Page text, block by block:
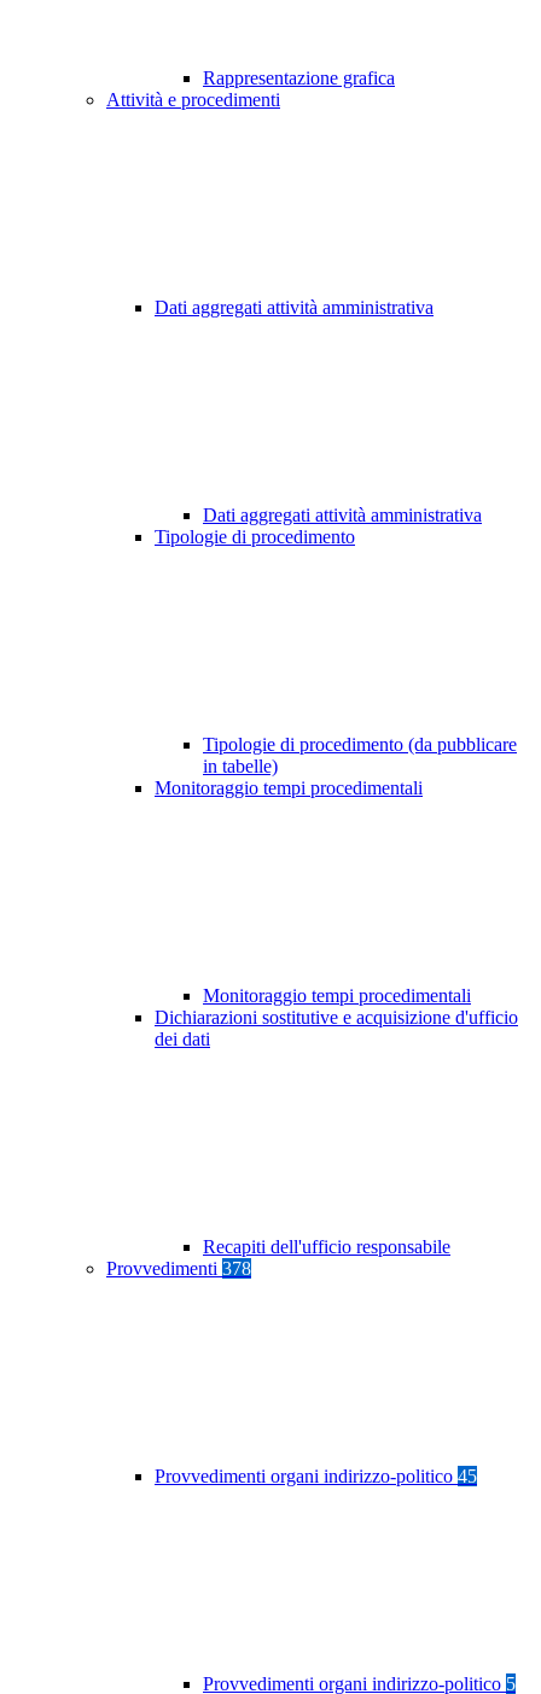
Rappresentazione grafica
Attività e procedimenti
Dati aggregati attività amministrativa
Dati aggregati attività amministrativa
Tipologie di procedimento
Tipologie di procedimento (da pubblicare
in tabelle)
Monitoraggio tempi procedimentali
Monitoraggio tempi procedimentali
Dichiarazioni sostitutive e acquisizione d'ufficio
dei dati
Recapiti dell'ufficio responsabile
Provvedimenti 378
Provvedimenti organi indirizzo-politico 45
Provvedimenti organi indirizzo-politico 5